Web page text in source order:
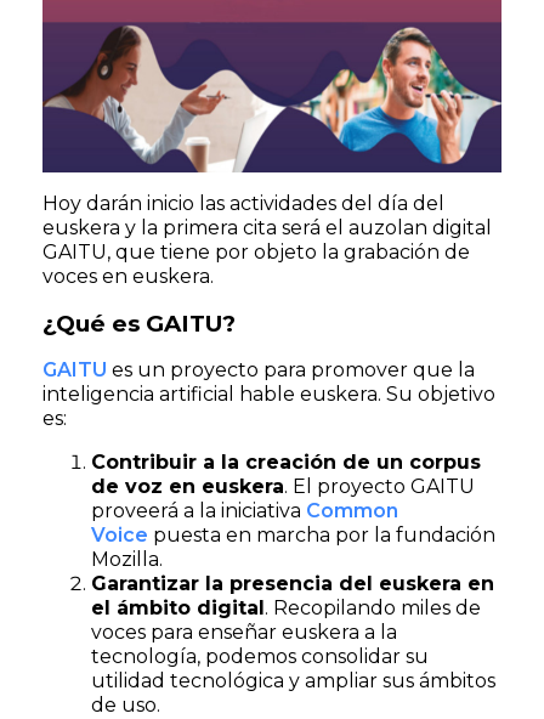
Hoy darán inicio las actividades del día del
euskera y la primera cita será el auzolan digital
GAITU, que tiene por objeto la grabación de
voces en euskera.
¿Qué es GAITU?
GAITU es un proyecto para promover que la
inteligencia artificial hable euskera. Su objetivo
es:
Contribuir a la creación de un corpus
de voz en euskera. El proyecto GAITU
proveerá a la iniciativa Common
Voice puesta en marcha por la fundación
Mozilla.
Garantizar la presencia del euskera en
el ámbito digital . Recopilando miles de
voces para enseñar euskera a la
tecnología, podemos consolidar su
utilidad tecnológica y ampliar sus ámbitos
de uso.